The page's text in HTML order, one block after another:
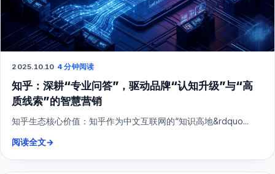
2025.10.10·4 分钟阅读
知乎：深耕“专业问答”，驱动品牌“认知升级”与“高
质线索”的智慧营销
知乎生态核心价值：知乎作为中文互联网的“知识高地&rdquo...
阅读全文→